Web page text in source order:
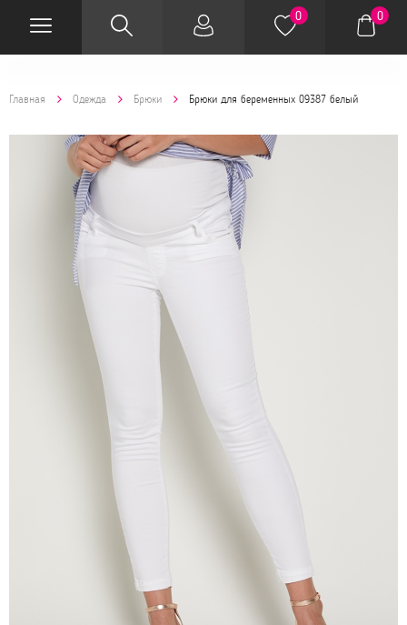
0 0
Главная Одежда Брюки Брюки для беременных 09387 белый